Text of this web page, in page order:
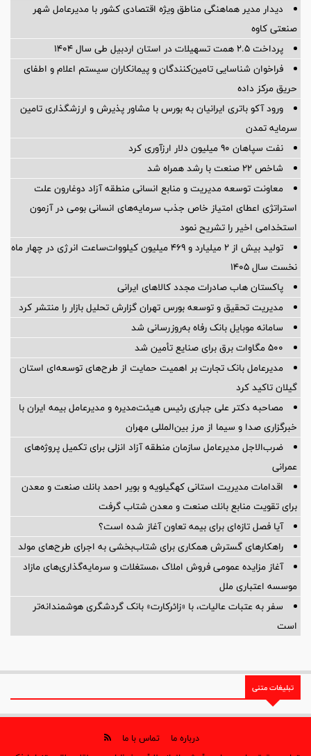
دیدار مدیر هماهنگی مناطق ویژه اقتصادی کشور با مدیرعامل شهر
صنعتی کاوه
پرداخت ۲.۵ همت تسهیلات در استان اردبیل طی سال ۱۴۰۴
فراخوان شناسایی تامین‌کنندگان و پیمانکاران سیستم اعلام و اطفای
حریق مرکز داده
ورود آکو باتری ایرانیان به بورس با مشاور پذیرش و ارزشگذاری تامین
سرمایه تمدن
نفت سپاهان ۹۰ میلیون دلار ارزآوری کرد
شاخص ۲۲ صنعت با رشد همراه شد
معاونت توسعه مدیریت و منابع انسانی منطقه آزاد دوغارون علت
استراتژی اعطای امتیاز خاص جذب سرمایه‌های انسانی بومی در آزمون
استخدامی اخیر را تشریح نمود
تولید بیش از ۲ میلیارد و ۴۶۹ میلیون کیلووات‌ساعت انرژی در چهار ماه
نخست سال ۱۴۰۵
پاکستان هاب صادرات مجدد کالاهای ایرانی
مدیریت تحقیق و توسعه‌ بورس تهران گزارش تحلیل بازار را منتشر کرد
سامانه موبایل بانک رفاه به‌روزرسانی شد
۵۰۰ مگاوات برق برای صنایع تأمین شد
مدیرعامل بانک تجارت بر اهمیت حمایت از طرح‌های توسعه‌ای استان
گیلان تاکید کرد
مصاحبه دکتر علی جباری رئیس هیئت‌مدیره و مدیرعامل بیمه ایران با
خبرگزاری صدا و سیما از مرز بین‌المللی مهران
ضرب‌الاجل مدیرعامل سازمان منطقه آزاد انزلی برای تكمیل پروژه‌های
عمرانی
اقدامات مدیریت استانی كهگیلویه و بویر احمد بانك صنعت و معدن
برای تقویت منابع بانك صنعت و معدن شتاب گرفت
آیا فصل تازه‌ای برای بیمه تعاون آغاز شده است؟
راهکارهای گسترش همکاری برای شتاب‌بخشی به اجرای طرح‌های مولد
آغاز مزایده عمومی فروش املاک ،مستغلات و سرمایه‌گذاری‌های مازاد
موسسه اعتباری ملل
سفر به عتبات عالیات، با «زائرکارت» بانک گردشگری هوشمندانه‌تر
است
تبلیغات متنی
درباره ما
تماس با ما